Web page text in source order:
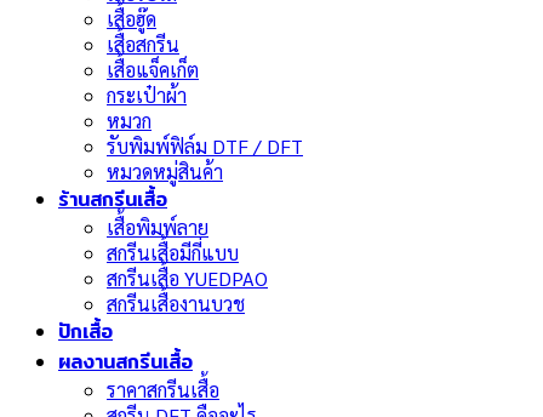
เสื้อฮู๊ด
เสื้อสกรีน
เสื้อแจ็คเก็ต
กระเป๋าผ้า
หมวก
รับพิมพ์ฟิล์ม DTF / DFT
หมวดหมู่สินค้า
ร้านสกรีนเสื้อ
เสื้อพิมพ์ลาย
สกรีนเสื้อมีกี่แบบ
สกรีนเสื้อ YUEDPAO
สกรีนเสื้องานบวช
ปักเสื้อ
ผลงานสกรีนเสื้อ
ราคาสกรีนเสื้อ